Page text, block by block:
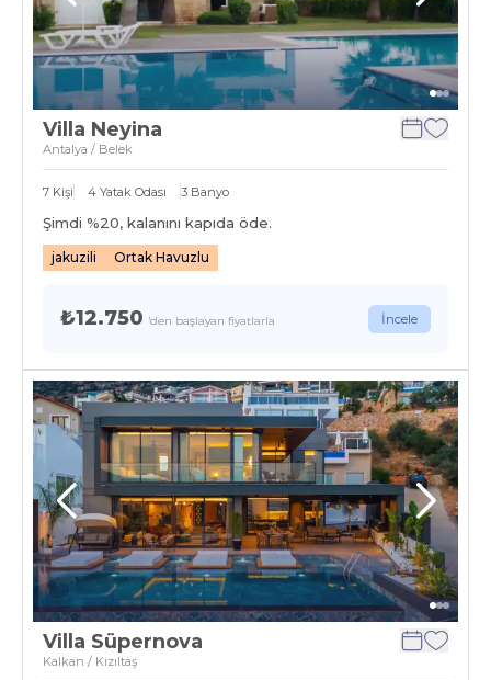
Villa Neyina
Antalya / Belek
7 Kişi 4 Yatak Odası 3 Banyo
Şimdi %20, kalanını kapıda öde.
jakuzili Ortak Havuzlu
₺12.750 'den başlayan fiyatlarla İncele
Villa Süpernova
Kalkan / Kızıltaş